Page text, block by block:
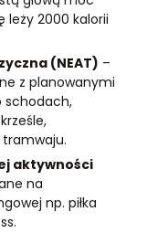
leży 2000 kalorii
(NEAT) –
z planowanymi
schodach,
aktywności
na
np. piłka